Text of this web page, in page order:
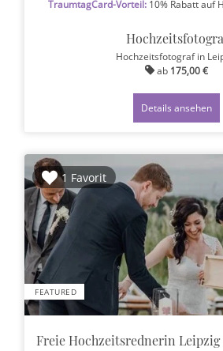
TraumtagCard-Vorteil:10% Rabatt auf
Hochzeitsfotografin
ab 175,00 €
Details ansehen
1 Favorit
FEATURED
Freie Hochzeitsrednerin